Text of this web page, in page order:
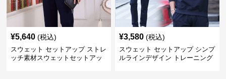
¥5,640 (税込)
スウェット セットアップ ストレ
ッチ素材スウェットセットアッ
¥3,580 (税込)
スウェット セットアップ シンプ
ルラインデザイン トレーニング